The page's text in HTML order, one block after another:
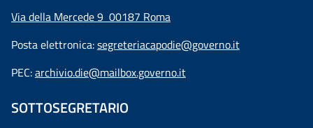
Via della Mercede 9 00187 Roma
Posta elettronica:segreteriacapodie@governo.it
PEC:archivio.die@mailbox.governo.it
SOTTOSEGRETARIO